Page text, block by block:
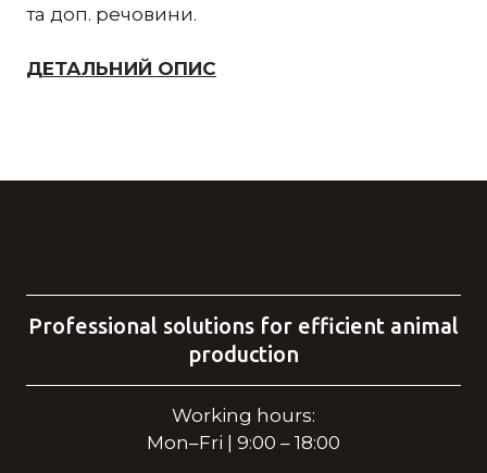
та доп. речовини.
ДЕТАЛЬНИЙ ОПИС
Professional solutions for efficient animal
production
Working hours:
Mon–Fri | 9:00 – 18:00